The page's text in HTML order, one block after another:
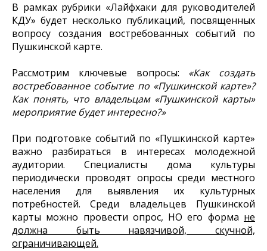
В рамках рубрики «Лайфхаки для руководителей
КДУ» будет несколько публикаций, посвященных
вопросу создания востребованных событий по
Пушкинской карте.
Рассмотрим ключевые вопросы: «Как создать
востребованное событие по «Пушкинской карте»?
Как понять, что владельцам «Пушкинской карты»
мероприятие будет интересно?»
При подготовке событий по «Пушкинской карте»
важно разбираться в интересах молодежной
аудитории. Специалисты дома культуры
периодически проводят опросы среди местного
населения для выявления их культурных
потребностей. Среди владельцев Пушкинской
карты можно провести опрос, НО его форма не
должна быть навязчивой, скучной,
ограничивающей.